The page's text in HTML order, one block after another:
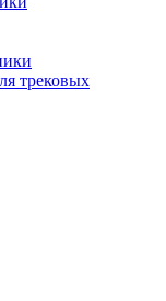
трековых